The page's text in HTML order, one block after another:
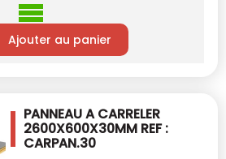
Ajouter au panier
PANNEAU A CARRELER
2600X600X30MM REF :
CARPAN.30